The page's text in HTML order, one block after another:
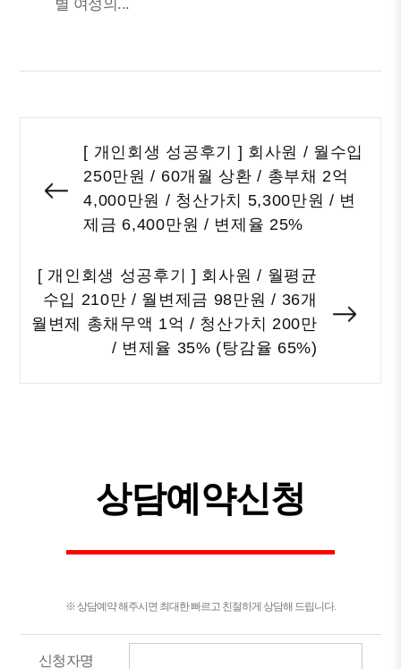
별 여성의...
비
션
Previous
[ 개인회생 성공후기 ] 회사원 / 월수입
250만원 / 60개월 상환 / 총부채 2억
4,000만원 / 청산가치 5,300만원 / 변
제금 6,400만원 / 변제율 25%
[ 개인회생 성공후기 ] 회사원 / 월평균
수입 210만 / 월변제금 98만원 / 36개
월변제 총채무액 1억 / 청산가치 200만
/ 변제율 35% (탕감율 65%)
상담예약신청
※ 상담예약 해주시면 최대한 빠르고 친절하게 상담해 드립니다.
신청자명